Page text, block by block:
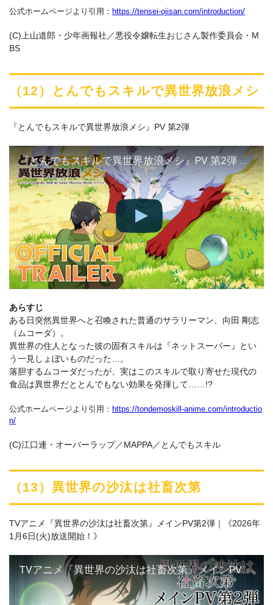
公式ホームページより引用： https://tensei-ojisan.com/introduction/
(C)上山道郎・少年画報社／悪役令嬢転生おじさん製作委員会・M
BS
（12）とんでもスキルで異世界放浪メシ
『とんでもスキルで異世界放浪メシ』PV 第2弾
『とんでもスキルで異世界放浪メシ』PV 第2弾 ／ Campfire Cooking in Another World with My Absurd Skill – 2nd Trailer
あらすじ
ある日突然異世界へと召喚された普通のサラリーマン、向田 剛志
（ムコーダ）。
異世界の住人となった彼の固有スキルは『ネットスーパー』とい
う一見しょぼいものだった…。
落胆するムコーダだったが、実はこのスキルで取り寄せた現代の
食品は異世界だととんでもない効果を発揮して……!?
公式ホームページより引用： https://tondemoskill-anime.com/introductio
n/
(C)江口連・オーバーラップ／MAPPA／とんでもスキル
（13）異世界の沙汰は社畜次第
TVアニメ『異世界の沙汰は社畜次第』メインPV第2弾｜《2026年
1月6日(火)放送開始！》
TVアニメ『異世界の沙汰は社畜次第』メインPV第2弾｜《2026年1月6日(火)放送開始！》